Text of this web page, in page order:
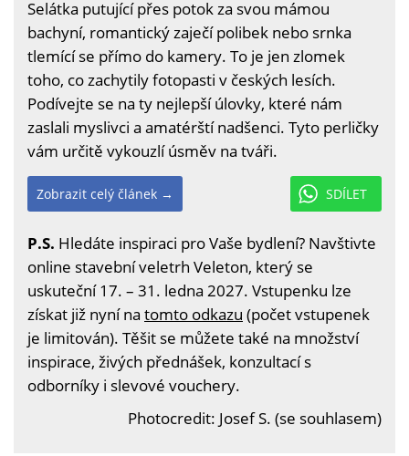
Selátka putující přes potok za svou mámou
bachyní, romantický zaječí polibek nebo srnka
tlemící se přímo do kamery. To je jen zlomek
toho, co zachytily fotopasti v českých lesích.
Podívejte se na ty nejlepší úlovky, které nám
zaslali myslivci a amatérští nadšenci. Tyto perličky
vám určitě vykouzlí úsměv na tváři.
SDÍLET
Zobrazit celý článek →
P.S. Hledáte inspiraci pro Vaše bydlení? Navštivte
online stavební veletrh Veleton, který se
uskuteční 17. – 31. ledna 2027. Vstupenku lze
získat již nyní na tomto odkazu (počet vstupenek
je limitován). Těšit se můžete také na množství
inspirace, živých přednášek, konzultací s
odborníky i slevové vouchery.
Photocredit: Josef S. (se souhlasem)